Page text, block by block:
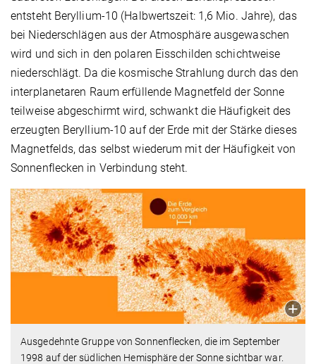
entsteht Beryllium-10 (Halbwertszeit: 1,6 Mio. Jahre), das
bei Niederschlägen aus der Atmosphäre ausgewaschen
wird und sich in den polaren Eisschilden schichtweise
niederschlägt. Da die kosmische Strahlung durch das den
interplanetaren Raum erfüllende Magnetfeld der Sonne
teilweise abgeschirmt wird, schwankt die Häufigkeit des
erzeugten Beryllium-10 auf der Erde mit der Stärke dieses
Magnetfelds, das selbst wiederum mit der Häufigkeit von
Sonnenflecken in Verbindung steht.
Ausgedehnte Gruppe von Sonnenflecken, die im September
1998 auf der südlichen Hemisphäre der Sonne sichtbar war.